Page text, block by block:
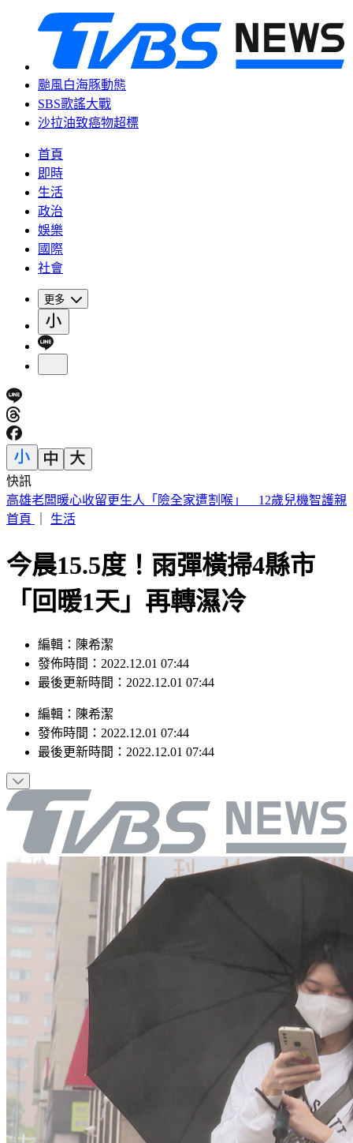
颱風白海豚動態
SBS歌謠大戰
沙拉油致癌物超標
首頁
即時
生活
政治
娛樂
國際
社會
更多
快訊
白海豚逼近！最快週五發海警 蔣萬安被問颱風假：料敵從寬
首頁
生活
今晨15.5度！雨彈橫掃4縣市
「回暖1天」再轉濕冷
編輯：陳希潔
發佈時間：2022.12.01 07:44
最後更新時間：2022.12.01 07:44
編輯 ： 陳希潔
發佈時間： 2022.12.01 07:44
最後更新時間： 2022.12.01 07:44